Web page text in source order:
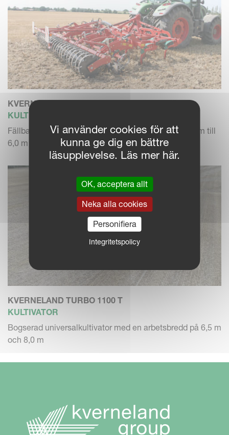
KVERNELAND TURBO F
KULTIVATOR
Fällbar universalkultivator med arbetsbredd från 4,0 m till
6,0 m
KVERNELAND TURBO 1100 T
KULTIVATOR
Bogserad universalkultivator med en arbetsbredd på 6,5 m
och 8,0 m
Vi använder cookies för att
kunna ge dig en bättre
läsupplevelse. Läs mer här.
OK, acceptera allt
Neka alla cookies
Personifiera
Integritetspolicy